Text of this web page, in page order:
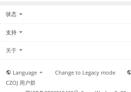
状态
支持
关于
Language Change to Legacy mode
CZOJ 用户群